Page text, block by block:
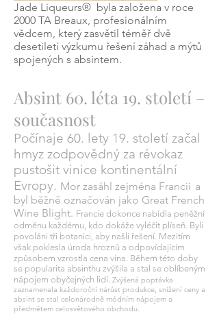
Jade Liqueurs® byla založena v roce
2000 TA Breaux, profesionálním
vědcem, který zasvětil téměř dvě
desetiletí výzkumu řešení záhad a mýtů
spojených s absintem.
Absint 60. léta 19. století –
současnost
Počínaje 60. lety 19. století začal
hmyz zodpovědný za révokaz
pustošit vinice kontinentální
Evropy. Mor zasáhl zejména Francii a
byl běžně označován jako Great French
Wine Blight. Francie dokonce nabídla peněžní
odměnu každému, kdo dokáže vyléčit plíseň. Byli
povoláni tři botanici, aby našli řešení. Mezitím
však poklesla úroda hroznů a odpovídajícím
způsobem vzrostla cena vína. Během této doby
se popularita absinthu zvýšila a stal se oblíbeným
nápojem obyčejných lidí. Zvýšená poptávka
zaznamenala každoroční nárůst produkce, snížení ceny a
absint se stal celonárodně módním nápojem a
předmětem celosvětového obchodu.